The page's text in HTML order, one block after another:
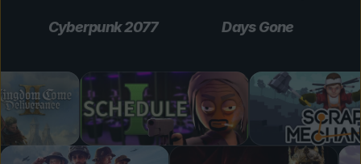
Cyberpunk 2077 Days Gone